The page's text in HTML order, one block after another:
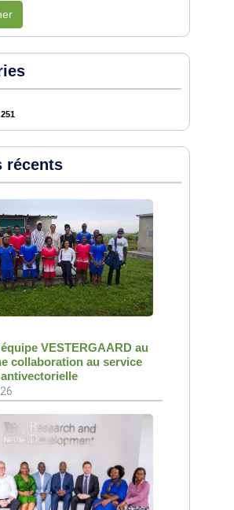
251
récents
VESTERGAARD au
collaboration au service